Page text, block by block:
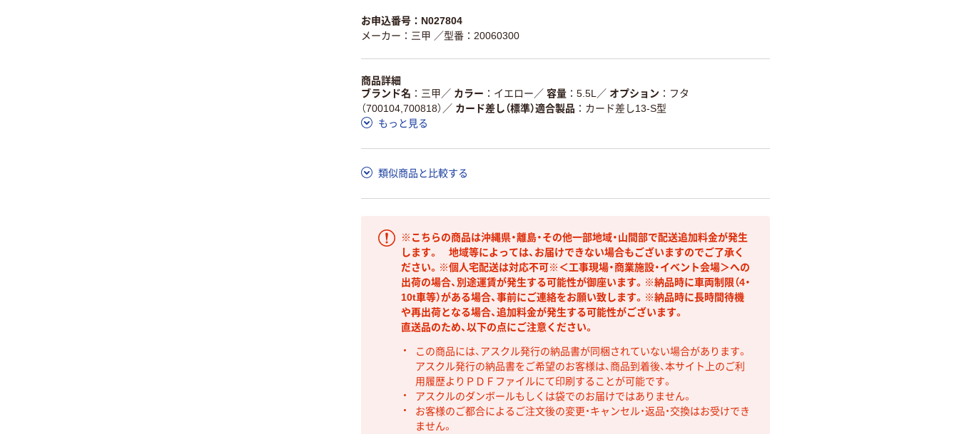
お申込番号：N027804
メーカー：三甲 ／型番：20060300
商品詳細
ブランド名
三甲 ／ カラー イエロー ／ 容量 5.5L ／ オプション
フタ
（700104,700818） ／ カード差し（標準）適合製品
カード差し13-S型
もっと見る
類似商品と比較する
※こちらの商品は沖縄県・離島・その他一部地域・山間部で配送追加料金が発生
します。 地域等によっては、お届けできない場合もございますのでご了承く
ださい。※個人宅配送は対応不可※＜工事現場・商業施設・イベント会場＞への
出荷の場合、別途運賃が発生する可能性が御座います。※納品時に車両制限（4・
10t車等）がある場合、事前にご連絡をお願い致します。※納品時に長時間待機
や再出荷となる場合、追加料金が発生する可能性がございます。
直送品のため、以下の点にご注意ください。
この商品には、アスクル発行の納品書が同梱されていない場合があります。
アスクル発行の納品書をご希望のお客様は、商品到着後、本サイト上のご利
用履歴よりＰＤＦファイルにて印刷することが可能です。
アスクルのダンボールもしくは袋でのお届けではありません。
お客様のご都合によるご注文後の変更・キャンセル・返品・交換はお受けでき
ません。